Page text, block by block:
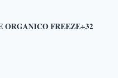
ORGANICO FREEZE+32